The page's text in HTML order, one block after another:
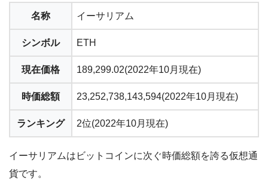
名称 イーサリアム
シンボル ETH
現在価格 189,299.02(2022年10月現在)
時価総額 23,252,738,143,594(2022年10月現在)
ランキング 2位(2022年10月現在)
イーサリアムはビットコインに次ぐ時価総額を誇る仮想通
貨です。